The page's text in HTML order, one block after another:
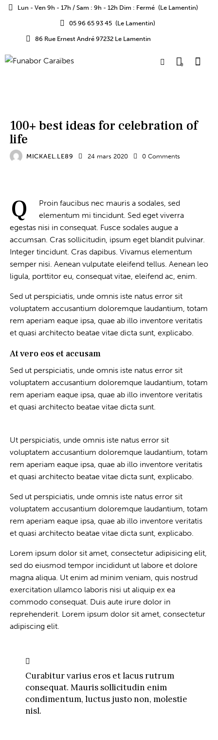
Lun - Ven 9h - 17h / Sam : 9h - 12h Dim : Fermé (Le Lamentin)
05 96 65 93 45 (Le Lamentin)
86 Rue Ernest André 97232 Le Lamentin
0
100+ best ideas for celebration of
life
MICKAEL.LE89 24 mars 2020 0 Comments
Q
Proin faucibus nec mauris a sodales, sed
elementum mi tincidunt. Sed eget viverra
egestas nisi in consequat. Fusce sodales augue a
accumsan. Cras sollicitudin, ipsum eget blandit pulvinar.
Integer tincidunt. Cras dapibus. Vivamus elementum
semper nisi. Aenean vulputate eleifend tellus. Aenean leo
ligula, porttitor eu, consequat vitae, eleifend ac, enim.
Sed ut perspiciatis, unde omnis iste natus error sit
voluptatem accusantium doloremque laudantium, totam
rem aperiam eaque ipsa, quae ab illo inventore veritatis
et quasi architecto beatae vitae dicta sunt, explicabo.
At vero eos et accusam
Sed ut perspiciatis, unde omnis iste natus error sit
voluptatem accusantium doloremque laudantium, totam
rem aperiam eaque ipsa, quae ab illo inventore veritatis
et quasi architecto beatae vitae dicta sunt.
Ut perspiciatis, unde omnis iste natus error sit
voluptatem accusantium doloremque laudantium, totam
rem aperiam eaque ipsa, quae ab illo inventore veritatis
et quasi architecto beatae vitae dicta sunt, explicabo.
Sed ut perspiciatis, unde omnis iste natus error sit
voluptatem accusantium doloremque laudantium, totam
rem aperiam eaque ipsa, quae ab illo inventore veritatis
et quasi architecto beatae vitae dicta sunt, explicabo.
Lorem ipsum dolor sit amet, consectetur adipisicing elit,
sed do eiusmod tempor incididunt ut labore et dolore
magna aliqua. Ut enim ad minim veniam, quis nostrud
exercitation ullamco laboris nisi ut aliquip ex ea
commodo consequat. Duis aute irure dolor in
reprehenderit. Lorem ipsum dolor sit amet, consectetur
adipiscing elit.
Curabitur varius eros et lacus rutrum
consequat. Mauris sollicitudin enim
condimentum, luctus justo non, molestie
nisl.